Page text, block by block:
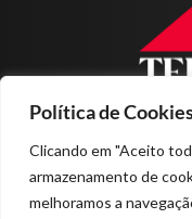
Política de
Clicando em "Aceito
armazenamento de
melhoramos a